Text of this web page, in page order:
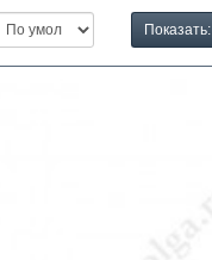
Показать: